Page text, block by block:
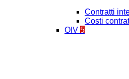
Contratti
Costi
OIV 5